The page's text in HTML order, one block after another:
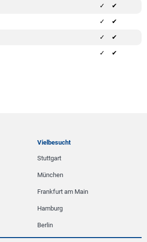
✔
✔
✔
✔
Vielbesucht
Stuttgart
München
Frankfurt am Main
Hamburg
Berlin